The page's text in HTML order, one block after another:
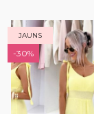
JAUNS
-30%